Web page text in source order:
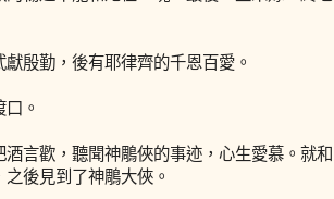
殷勤，後有耶律齊的千恩百愛。
。
言歡，聽聞神鵰俠的事迹，心生愛慕。就和
後見到了神鵰大俠。